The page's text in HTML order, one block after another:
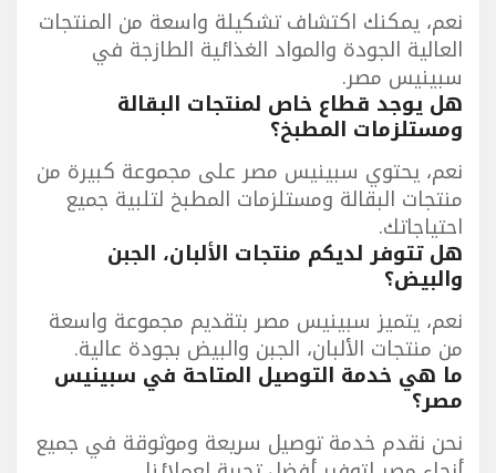
نعم، يمكنك اكتشاف تشكيلة واسعة من المنتجات
العالية الجودة والمواد الغذائية الطازجة في
سبينيس مصر.
هل يوجد قطاع خاص لمنتجات البقالة
ومستلزمات المطبخ؟
نعم، يحتوي سبينيس مصر على مجموعة كبيرة من
منتجات البقالة ومستلزمات المطبخ لتلبية جميع
احتياجاتك.
هل تتوفر لديكم منتجات الألبان، الجبن
والبيض؟
نعم، يتميز سبينيس مصر بتقديم مجموعة واسعة
من منتجات الألبان، الجبن والبيض بجودة عالية.
ما هي خدمة التوصيل المتاحة في سبينيس
مصر؟
نحن نقدم خدمة توصيل سريعة وموثوقة في جميع